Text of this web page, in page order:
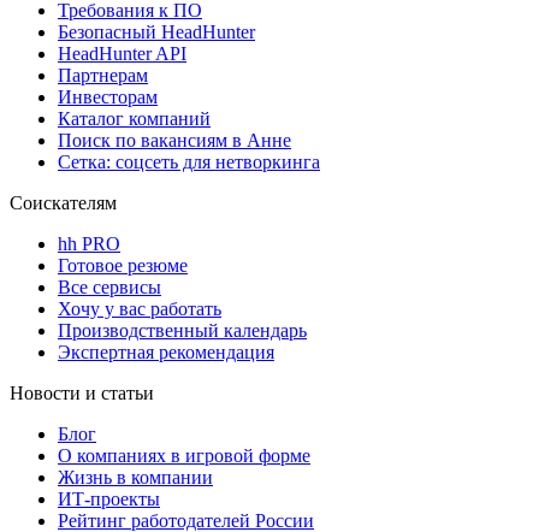
Требования к ПО
Безопасный HeadHunter
HeadHunter API
Партнерам
Инвесторам
Каталог компаний
Поиск по вакансиям в Анне
Сетка: соцсеть для нетворкинга
Соискателям
hh PRO
Готовое резюме
Все сервисы
Хочу у вас работать
Производственный календарь
Экспертная рекомендация
Новости и статьи
Блог
О компаниях в игровой форме
Жизнь в компании
ИТ-проекты
Рейтинг работодателей России